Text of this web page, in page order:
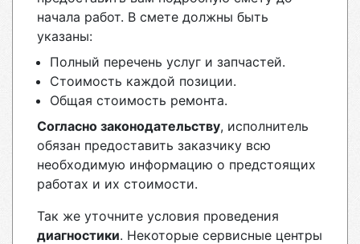
начала работ. В смете должны быть
указаны:
Полный перечень услуг и запчастей.
Стоимость каждой позиции.
Общая стоимость ремонта.
Согласно законодательству, исполнитель
обязан предоставить заказчику всю
необходимую информацию о предстоящих
работах и их стоимости.
Так же уточните условия проведения
диагностики. Некоторые сервисные центры